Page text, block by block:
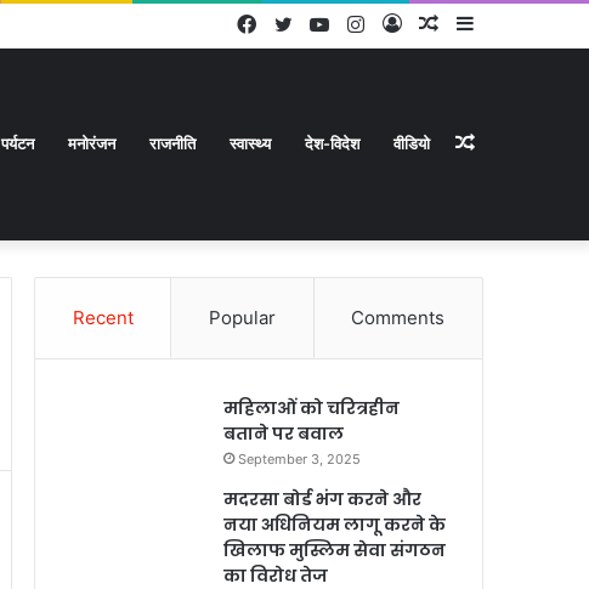
Random
Log
Instagram
YouTube
Twitter
Facebook
पर्यटन मनोरंजन राजनीति स्वास्थ्य देश-विदेश वीडियो
Recent Popular Comments
महिलाओं को चरित्रहीन
बताने पर बवाल
September 3, 2025
मदरसा बोर्ड भंग करने और
नया अधिनियम लागू करने के
खिलाफ मुस्लिम सेवा संगठन
का विरोध तेज